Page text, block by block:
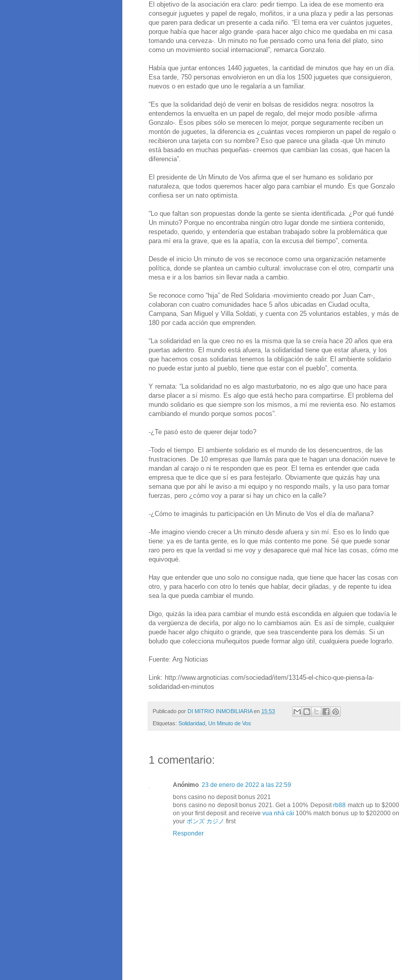
El objetivo de la asociación era claro: pedir tiempo. La idea de ese momento era
conseguir juguetes y papel de regalo, moñitos, ir a una plaza y pedir a las personas
que paren para dedicar un presente a cada niño. “El tema era ver cuántos juguetes,
porque había que hacer algo grande -para hacer algo chico me quedaba en mi casa
tomando una cerveza-. Un minuto no fue pensado como una feria del plato, sino
como un movimiento social internacional”, remarca Gonzalo.
Había que juntar entonces 1440 juguetes, la cantidad de minutos que hay en un día.
Esa tarde, 750 personas envolvieron en un día los 1500 juguetes que consiguieron,
nuevos o en estado que uno le regalaría a un familiar.
“Es que la solidaridad dejó de venir en bolsas de resididos negra: nosotros la
entendemos la envuelta en un papel de regalo, del mejor modo posible -afirma
Gonzalo-. Esos pibes sólo se merecen lo mejor, porque seguramente reciben un
montón de juguetes, la diferencia es ¿cuántas veces rompieron un papel de regalo o
recibieron una tarjeta con su nombre? Eso que parece una gilada -que Un minuto
está basado en muchas pequeñas- creemos que cambian las cosas, que hacen la
diferencia”.
El presidente de Un Minuto de Vos afirma que el ser humano es solidario por
naturaleza, que todos queremos hacer algo para cambiar el mundo. Es que Gonzalo
confiesa ser un nato optimista.
“Lo que faltan son propuestas donde la gente se sienta identificada. ¿Por qué fundé
Un minuto? Porque no encontraba ningún otro lugar donde me sintiera contenido,
respetado, querido, y entendería que estaban trabajado sobre la problemática que
para mí era la grave, que es la apatía, con la excusa del tiempo”, comenta.
Desde el inicio Un minuto de vos se reconoce como una organización netamente
política, donde se plantea un cambio cultural: involucrase con el otro, compartir una
mesa e ir a los barrios sin llevar nada a cambio.
Se reconoce como “hija” de Red Solidaria -movimiento creado por Juan Carr-,
colaboran con cuatro comunidades hace 5 años ubicadas en Ciudad oculta,
Campana, San Miguel y Villa Soldati, y cuenta con 25 voluntarios estables, y más de
180 por cada acción que emprenden.
“La solidaridad en la que creo no es la misma que la se creía hace 20 años que era
puertas adentro. El mundo está afuera, la solidaridad tiene que estar afuera, y los
que hacemos cosas solidarias tenemos la obligación de salir. El ambiente solidario
no puede estar junto al pueblo, tiene que estar con el pueblo”, comenta.
Y remata: “La solidaridad no es algo masturbatorio, no es algo que uno hace para
darse placer a sí mismo. Es algo que está hecho para compartirse. El problema del
mundo solidario es que siempre son los mismos, a mí me revienta eso. No estamos
cambiando el mundo porque somos pocos”.
-¿Te pasó esto de querer dejar todo?
-Todo el tiempo. El ambiente solidario es el mundo de los desencuentros, de las
frustraciones. De 10 empresas que llamás para que te hagan una donación nueve te
mandan al carajo o ni te responden que es peor. El tema es entender que cada
empresa que te dice que sí es para festejarlo. Obviamente que quizás hay una
semana que por ahí le aviso a mi equipo y no respondo mails, y la uso para tomar
fuerzas, pero ¿cómo voy a parar si hay un chico en la calle?
-¿Cómo te imaginás tu participación en Un Minuto de Vos el día de mañana?
-Me imagino viendo crecer a Un minuto desde afuera y sin mí. Eso es lo lindo que
tiene: ya es de tanta gente, es lo que más contento me pone. Sé que puede sonar
raro pero es que la verdad si me voy y desaparece qué mal hice las cosas, cómo me
equivoqué.
Hay que entender que uno solo no consigue nada, que tiene que hacer las cosas con
otro, y para hacerlo con otro lo tenés que hablar, decir giladas, y de repente tu idea
sea la que pueda cambiar el mundo.
Digo, quizás la idea para cambiar el mundo está escondida en alguien que todavía le
da vergüenza de decirla, por algo no lo cambiamos aún. Es así de simple, cualquier
puede hacer algo chiquito o grande, que sea trascendente para los demás. Si un
boludo que colecciona muñequitos puede formar algo útil, cualquiera puede lograrlo.
Fuente: Arg Noticias
Link: http://www.argnoticias.com/sociedad/item/13145-el-chico-que-piensa-la-
solidaridad-en-minutos
Publicado por DI MITRIO INMOBILIARIA en 15:53
Etiquetas: Solidaridad, Un Minuto de Vos
1 comentario:
Anónimo 23 de enero de 2022 a las 22:59
bons casino no deposit bonus 2021
bons casino no deposit bonus 2021. Get a 100% Depositrb88 match up to $2000
on your first deposit and receive vua nhà cái 100% match bonus up to $202000 on
your ボンズ カジノ first
Responder